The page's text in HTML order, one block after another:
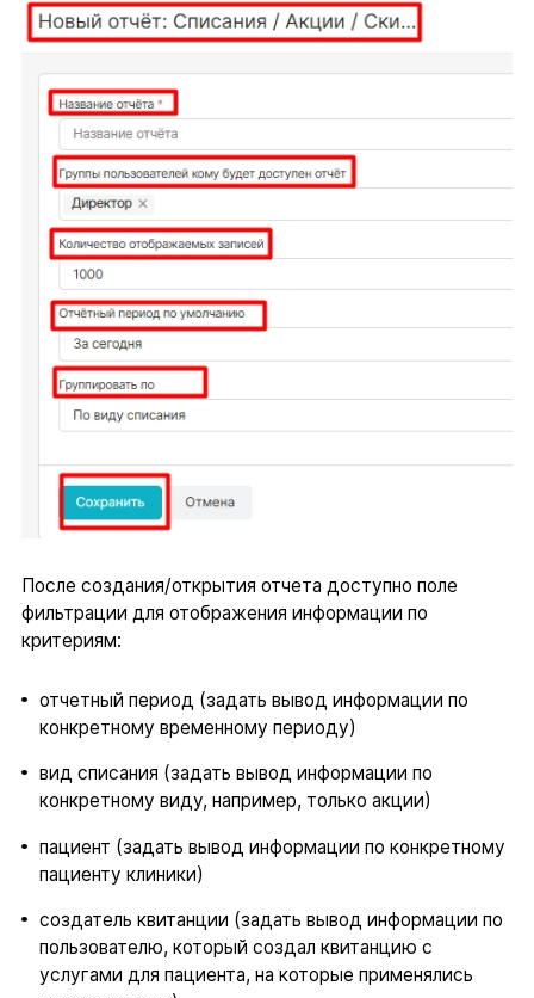
После создания/открытия отчета доступно поле
фильтрации для отображения информации по
критериям:
отчетный период (задать вывод информации по
конкретному временному периоду)
вид списания (задать вывод информации по
конкретному виду, например, только акции)
пациент (задать вывод информации по конкретному
пациенту клиники)
создатель квитанции (задать вывод информации по
пользователю, который создал квитанцию с
услугами для пациента, на которые применялись